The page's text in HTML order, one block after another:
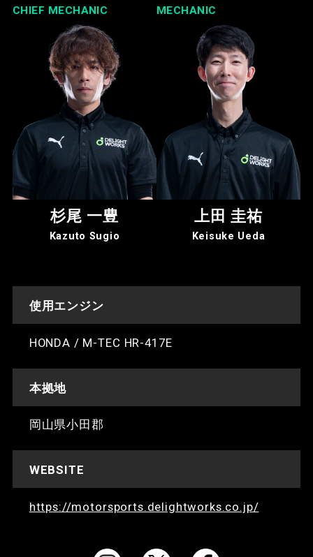
CHIEF MECHANIC
杉尾 一豊
Kazuto Sugio
MECHANIC
上田 圭祐
Keisuke Ueda
使用エンジン
HONDA / M-TEC HR-417E
本拠地
岡山県小田郡
WEBSITE
https://motorsports.delightworks.co.jp/